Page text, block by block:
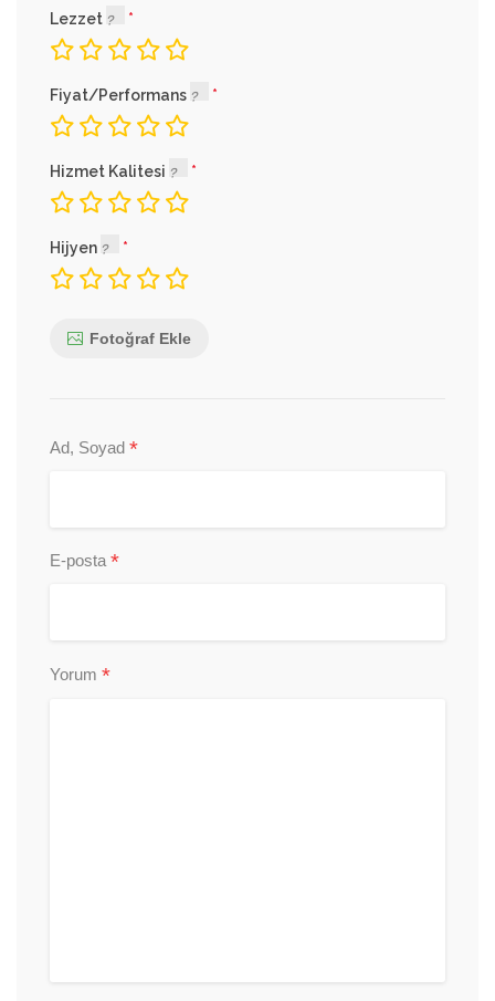
Lezzet
Fiyat/Performans
Hizmet Kalitesi
Hijyen
Fotoğraf Ekle
Ad, Soyad *
E-posta *
Yorum *